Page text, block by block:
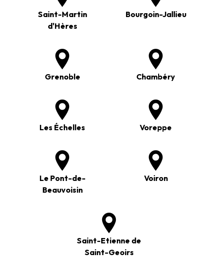
Saint-Martin
d'Hères
Bourgoin-Jallieu
Grenoble Chambéry
Les Échelles Voreppe
Le Pont-de-
Beauvoisin
Voiron
Saint-Etienne de
Saint-Geoirs